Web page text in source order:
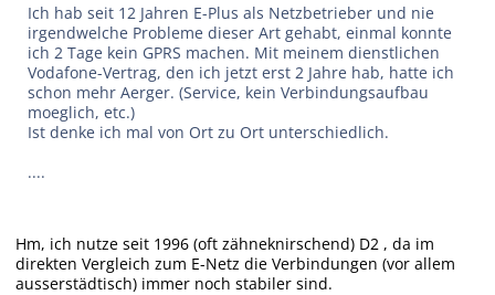
Ich hab seit 12 Jahren E-Plus als Netzbetrieber und nie
irgendwelche Probleme dieser Art gehabt, einmal konnte
ich 2 Tage kein GPRS machen. Mit meinem dienstlichen
Vodafone-Vertrag, den ich jetzt erst 2 Jahre hab, hatte ich
schon mehr Aerger. (Service, kein Verbindungsaufbau
moeglich, etc.)
Ist denke ich mal von Ort zu Ort unterschiedlich.
....
Hm, ich nutze seit 1996 (oft zähneknirschend) D2 , da im
direkten Vergleich zum E-Netz die Verbindungen (vor allem
ausserstädtisch) immer noch stabiler sind.